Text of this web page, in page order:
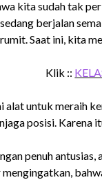
kita sudah tak
berjalan
Saat ini, kita
Klik ::
alat untuk meraih
posisi. Karena
penuh
mengingatkan,